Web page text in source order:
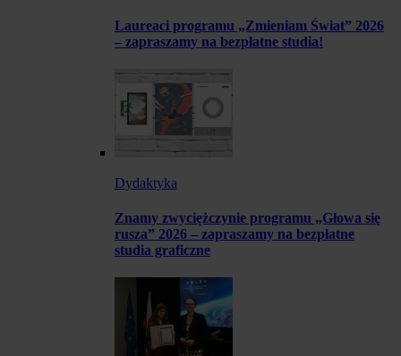
Laureaci programu „Zmieniam Świat” 2026
– zapraszamy na bezpłatne studia!
Dydaktyka
Znamy zwyciężczynie programu „Głowa się
rusza” 2026 – zapraszamy na bezpłatne
studia graficzne